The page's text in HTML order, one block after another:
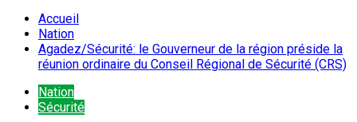
Accueil
Nation
Agadez/Sécurité: le Gouverneur de la région préside la
réunion ordinaire du Conseil Régional de Sécurité (CRS)
Nation
Sécurité